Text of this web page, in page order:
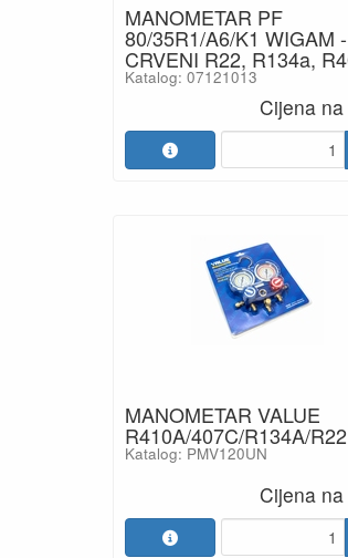
MANOMETAR PF
80/35R1/A6/K1 WIGAM -
CRVENI R22, R134a,
Katalog: 07121013
Cijena
MANOMETAR VALUE
R410A/407C/R134A/R22
Katalog: PMV120UN
Cijena